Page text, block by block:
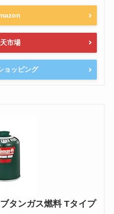
市場
ョッピング
タンガス燃料 Tタイプ